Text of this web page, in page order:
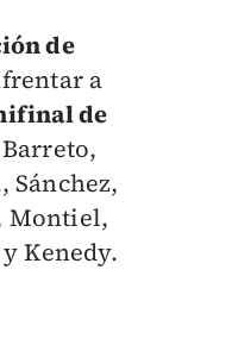
de
a
de
Sánchez,
Montiel,
Kenedy.